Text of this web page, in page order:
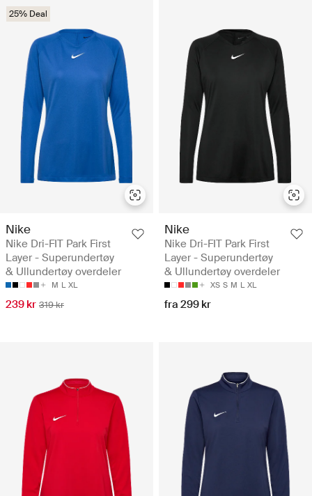
25% Deal
Nike
Nike Dri-FIT Park First
Layer - Superundertøy
& Ullundertøy overdeler
M L XL
239 kr 319 kr
Nike
Nike Dri-FIT Park First
Layer - Superundertøy
& Ullundertøy overdeler
XS S M L XL
fra 299 kr